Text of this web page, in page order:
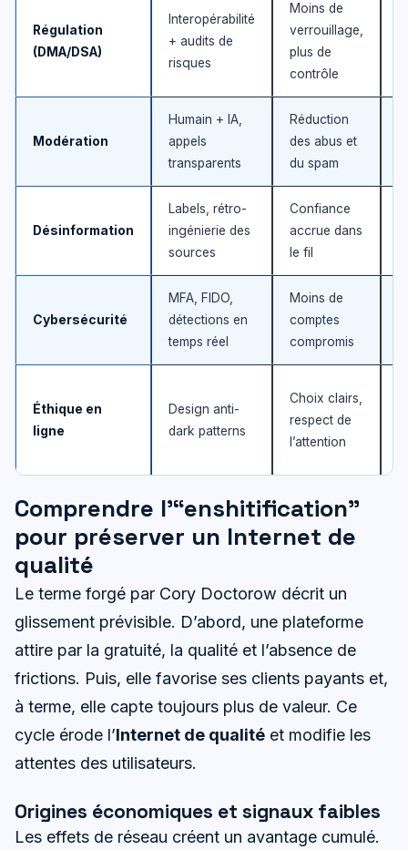
Régulation
(DMA/DSA)
Interopérabilité
+ audits de
risques
Moins de
verrouillage,
plus de
contrôle
Modération
Humain + IA,
appels
transparents
Réduction
des abus et
du spam
Désinformation
Labels, rétro-
ingénierie des
sources
Confiance
accrue dans
le fil
Cybersécurité
MFA, FIDO,
détections en
temps réel
Moins de
comptes
compromis
Éthique en
ligne
Design anti-
dark patterns
Choix clairs,
respect de
l’attention
Comprendre l’“enshitification”
pour préserver un Internet de
qualité
Le terme forgé par Cory Doctorow décrit un
glissement prévisible. D’abord, une plateforme
attire par la gratuité, la qualité et l’absence de
frictions. Puis, elle favorise ses clients payants et,
à terme, elle capte toujours plus de valeur. Ce
cycle érode l’Internet de qualité et modifie les
attentes des utilisateurs.
Origines économiques et signaux faibles
Les effets de réseau créent un avantage cumulé.